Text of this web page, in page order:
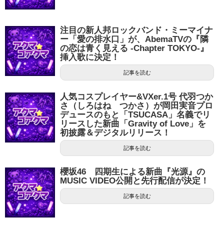
注目の新人邦ロックバンド・ミーマイナ
ー「愛の排水口」が、AbemaTVの『隣
の恋は青く見える -Chapter TOKYO-』
挿入歌に決定！
記事を読む
人気コスプレイヤー&VXer.1号 代羽つか
さ（しろはね つかさ）が岡田実音プロ
デュースのもと「TSUCASA」名義でリ
リースした新曲「Gravity of Love」を
初披露＆デジタルリリース！
記事を読む
櫻坂46 四期生による新曲『光源』の
MUSIC VIDEO公開と先行配信が決定！
記事を読む